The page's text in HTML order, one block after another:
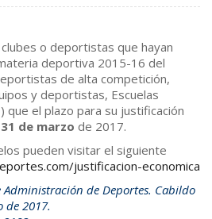
o deportistas que hayan
deportiva 2015-16 del
de alta competición,
y deportistas, Escuelas
que el plazo para su justificación
31 de marzo de 2017.
pueden visitar el siguiente
justificacion-economica
de Deportes. Cabildo
de 2017.